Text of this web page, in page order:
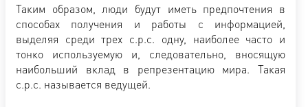
Таким образом, люди будут иметь предпочтения в
способах получения и работы с информацией,
выделяя среди трех с.р.с. одну, наиболее часто и
тонко используемую и, следовательно, вносящую
наибольший вклад в репрезентацию мира. Такая
с.р.с. называется ведущей.